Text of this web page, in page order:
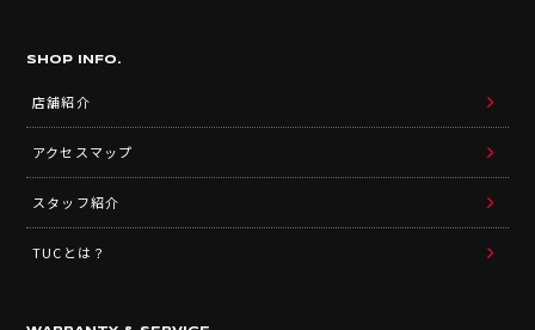
SHOP INFO.
店舗紹介
アクセスマップ
スタッフ紹介
TUCとは？